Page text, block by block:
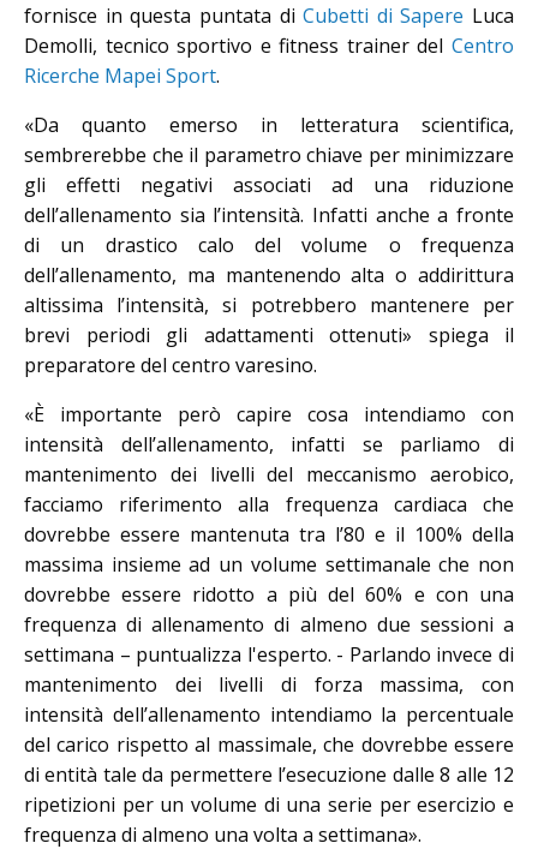
fornisce in questa puntata diCubetti di Sapere Luca
Demolli, tecnico sportivo e fitness trainer delCentro
Ricerche Mapei Sport.
«Da quanto emerso in letteratura scientifica,
sembrerebbe che il parametro chiave per minimizzare
gli effetti negativi associati ad una riduzione
dell’allenamento sia l’intensità. Infatti anche a fronte
di un drastico calo del volume o frequenza
dell’allenamento, ma mantenendo alta o addirittura
altissima l’intensità, si potrebbero mantenere per
brevi periodi gli adattamenti ottenuti» spiega il
preparatore del centro varesino.
«È importante però capire cosa intendiamo con
intensità dell’allenamento, infatti se parliamo di
mantenimento dei livelli del meccanismo aerobico,
facciamo riferimento alla frequenza cardiaca che
dovrebbe essere mantenuta tra l’80 e il 100% della
massima insieme ad un volume settimanale che non
dovrebbe essere ridotto a più del 60% e con una
frequenza di allenamento di almeno due sessioni a
settimana – puntualizza l'esperto. - Parlando invece di
mantenimento dei livelli di forza massima, con
intensità dell’allenamento intendiamo la percentuale
del carico rispetto al massimale, che dovrebbe essere
di entità tale da permettere l’esecuzione dalle 8 alle 12
ripetizioni per un volume di una serie per esercizio e
frequenza di almeno una volta a settimana».